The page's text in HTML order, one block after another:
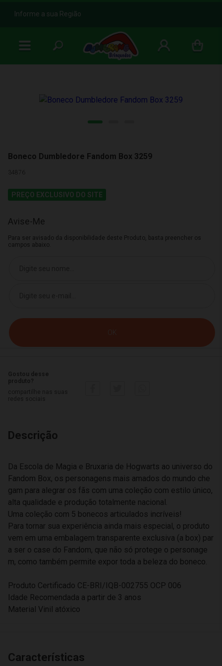
b
Informe a sua Região
Boneco Dumbledore Fandom Box 3259
34876
PREÇO EXCLUSIVO DO SITE
Avise-Me
Para ser avisado da disponibilidade deste Produto, basta preencher os
campos abaixo.
Descrição
Da Escola de Magia e Bruxaria de Hogwarts ao universo do
Fandom Box, os personagens mais amados do mundo che
gam para alegrar os fãs com uma coleção com estilo único,
alta qualidade e produção totalmente nacional.
Uma coleção com 5 bonecos articulados incríveis!
Para tornar sua experiência ainda mais especial, o produto
vem em uma embalagem transparente exclusiva (a box) par
a ser o case do Fandom, que não só protege o personage
m, como também permite expor toda a beleza do boneco.
Produto Certificado CE-BRI/IQB-002755 OCP 006
Idade Recomendada a partir de 3 anos
Material Vinil atóxico
Características